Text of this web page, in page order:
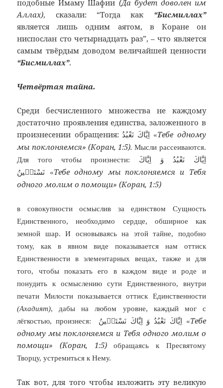
подобные Имаму Шафии (Да будет доволен им
Аллах), сказали: “Тогда как “Бисмиллах”
является лишь одним аятом, в Коране он
ниспослан сто четырнадцать раз”, – что является
самым твёрдым доводом величайшей ценности
“Бисмиллах”.
Четвёртая тайна.
Среди бесчисленного множества не каждому
достаточно проявления единства, заложенного в
произнесении обращения:
اِيَّاكَ نَعْبُدُ «Тебе одному
мы поклоняемся» (Коран, 1:5).Мысли рассеиваются.
Для того чтобы произнести: اِيَّاكَ نَعْبُدُ وَ اِيَّاكَ
نَسْتَعٖينُ «Тебе одному мы поклоняемся и Тебя
одного молим о помощи» (Коран, 1:5)
в совокупности осмыслив за единством Сущность
Единственного, необходимо сердце, обширное как
земной шар. И основываясь на этой тайне, подобно
тому, как в явном виде показывается нам оттиск
Единственности в элементарных вещах, также и для
того, чтобы показать его в каждом виде и роде и
понудить к осмыслению сути Единственного, внутри
печати Милости показывается оттиск Единственности
(Ахадият), дабы на любом уровне, каждый мог с
лёгкостью, произнеся:
اِيَّاكَ نَعْبُدُ وَ اِيَّاكَ نَسْتَعٖينُ «Тебе
одному мы поклоняемся и Тебя одного молим о
помощи» (Коран, 1:5)обращаясь к Пресвятому
Творцу, устремиться к Нему.
Так вот, для того чтобы изложить эту великую